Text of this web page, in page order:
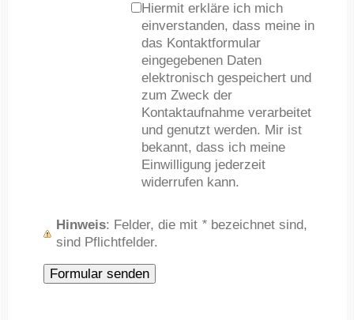
Hiermit erkläre ich mich
einverstanden, dass meine in
das Kontaktformular
eingegebenen Daten
elektronisch gespeichert und
zum Zweck der
Kontaktaufnahme verarbeitet
und genutzt werden. Mir ist
bekannt, dass ich meine
Einwilligung jederzeit
widerrufen kann.
Hinweis : Felder, die mit * bezeichnet sind,
sind Pflichtfelder.